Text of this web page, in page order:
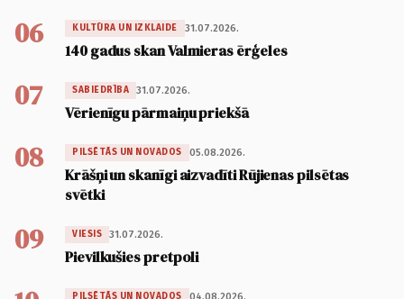
06 KULTŪRA UN IZKLAIDE 31.07.2026.
140 gadus skan Valmieras ērģeles
07 SABIEDRĪBA 31.07.2026.
Vērienīgu pārmaiņu priekšā
08 PILSĒTĀS UN NOVADOS 05.08.2026.
Krāšņi un skanīgi aizvadīti Rūjienas pilsētas
svētki
09 VIESIS 31.07.2026.
Pievilkušies pretpoli
PILSĒTĀS UN NOVADOS